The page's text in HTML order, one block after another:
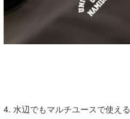
4. 水辺でもマルチユースで使える
唐澤予報士
SancheZ
wanda